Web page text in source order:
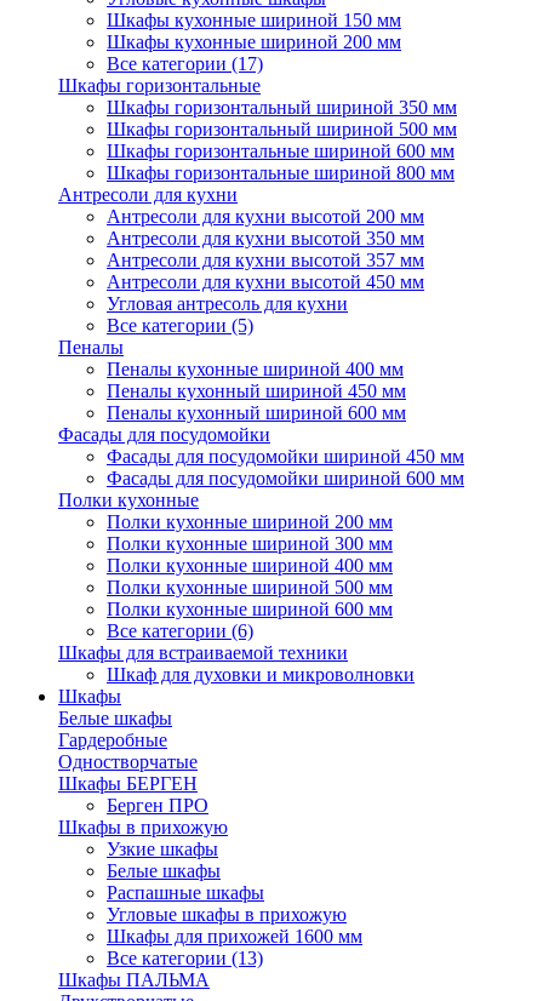
Шкафы кухонные шириной 150 мм
Шкафы кухонные шириной 200 мм
Все категории (17)
Шкафы горизонтальные
Шкафы горизонтальный шириной 350 мм
Шкафы горизонтальный шириной 500 мм
Шкафы горизонтальные шириной 600 мм
Шкафы горизонтальные шириной 800 мм
Антресоли для кухни
Антресоли для кухни высотой 200 мм
Антресоли для кухни высотой 350 мм
Антресоли для кухни высотой 357 мм
Антресоли для кухни высотой 450 мм
Угловая антресоль для кухни
Все категории (5)
Пеналы
Пеналы кухонные шириной 400 мм
Пеналы кухонный шириной 450 мм
Пеналы кухонный шириной 600 мм
Фасады для посудомойки
Фасады для посудомойки шириной 450 мм
Фасады для посудомойки шириной 600 мм
Полки кухонные
Полки кухонные шириной 200 мм
Полки кухонные шириной 300 мм
Полки кухонные шириной 400 мм
Полки кухонные шириной 500 мм
Полки кухонные шириной 600 мм
Все категории (6)
Шкафы для встраиваемой техники
Шкаф для духовки и микроволновки
Шкафы
Белые шкафы
Гардеробные
Одностворчатые
Шкафы БЕРГЕН
Берген ПРО
Шкафы в прихожую
Узкие шкафы
Белые шкафы
Распашные шкафы
Угловые шкафы в прихожую
Шкафы для прихожей 1600 мм
Все категории (13)
Шкафы ПАЛЬМА